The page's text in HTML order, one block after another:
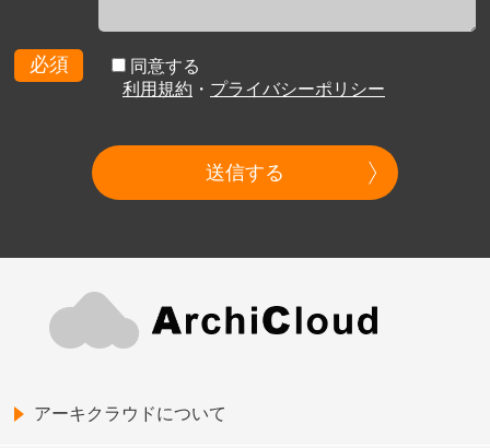
必須
同意する
利用規約 ・ プライバシーポリシー
送信する
アーキクラウドについて